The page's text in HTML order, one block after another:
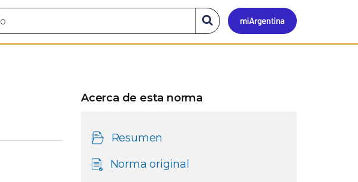
Mi
Buscar
en
el
Acerca de esta norma
Resumen
Norma original